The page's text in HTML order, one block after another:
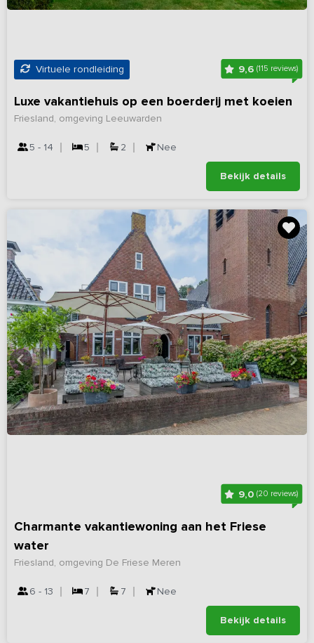
Virtuele rondleiding 9,6 (115 reviews)
Luxe vakantiehuis op een boerderij met koeien
Friesland, omgeving Leeuwarden
5 - 14 5 2 Nee
Bekijk details
9,0 (20 reviews)
Charmante vakantiewoning aan het Friese
water
Friesland, omgeving De Friese Meren
6 - 13 7 7 Nee
Bekijk details